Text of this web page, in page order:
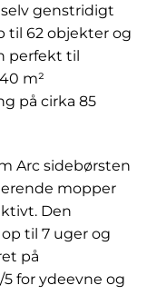
genstridigt
til 62 objekter og
perfekt til
m²
på cirka 85
Arc sidebørsten
mopper
Den
til 7 uger og
på
for ydeevne og